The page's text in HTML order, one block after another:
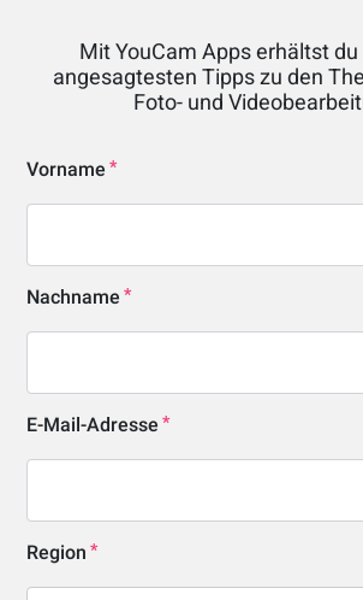
Mit YouCam Apps erhältst
angesagtesten Tipps zu den
Foto- und
Vorname
Nachname
E-Mail-Adresse
Region